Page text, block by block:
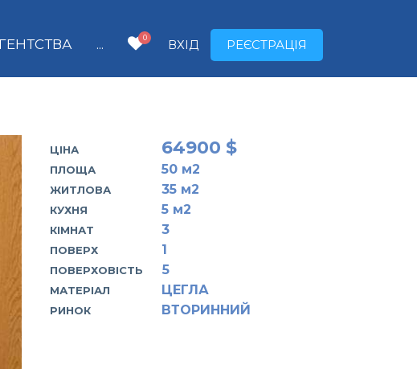
... 0 ВХІД РЕЄСТРАЦІЯ
ЦІНА 64900 $
ПЛОЩА 50 м2
ЖИТЛОВА 35 м2
КУХНЯ 5 м2
КІМНАТ 3
ПОВЕРХ 1
ПОВЕРХОВІСТЬ 5
МАТЕРІАЛ ЦЕГЛА
РИНОК ВТОРИННИЙ